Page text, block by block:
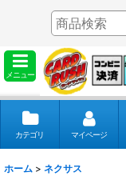
メニュー
カテゴリ マイページ
ホーム > ネクサス